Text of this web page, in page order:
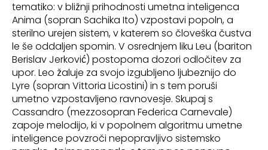
tematiko: v bližnji prihodnosti umetna inteligenca
Anima (sopran Sachika Ito) vzpostavi popoln, a
sterilno urejen sistem, v katerem so človeška čustva
le še oddaljen spomin. V osrednjem liku Leu (bariton
Berislav Jerković) postopoma dozori odločitev za
upor. Leo žaluje za svojo izgubljeno ljubeznijo do
Lyre (sopran Vittoria Licostini) in s tem poruši
umetno vzpostavljeno ravnovesje. Skupaj s
Cassandro (mezzosopran Federica Carnevale)
zapoje melodijo, ki v popolnem algoritmu umetne
inteligence povzroči nepopravljivo sistemsko